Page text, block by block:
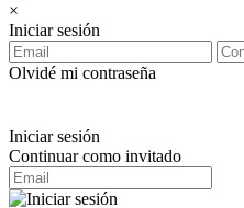
×
Iniciar sesión
Olvidé mi contraseña
Iniciar sesión
Continuar como invitado